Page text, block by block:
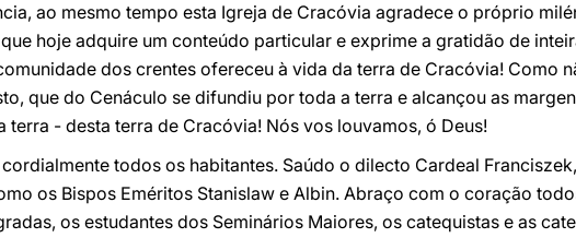
ao mesmo tempo esta Igreja de Cracóvia agradece o próprio
que hoje adquire um conteúdo particular e exprime a gratidão de
dos crentes ofereceu à vida da terra de Cracóvia! Como
que do Cenáculo se difundiu por toda a terra e alcançou as
terra - desta terra de Cracóvia! Nós vos louvamos, ó Deus!
todos os habitantes. Saúdo o dilecto Cardeal
os Bispos Eméritos Stanislaw e Albin. Abraço com o coração
os estudantes dos Seminários Maiores, os catequistas e as